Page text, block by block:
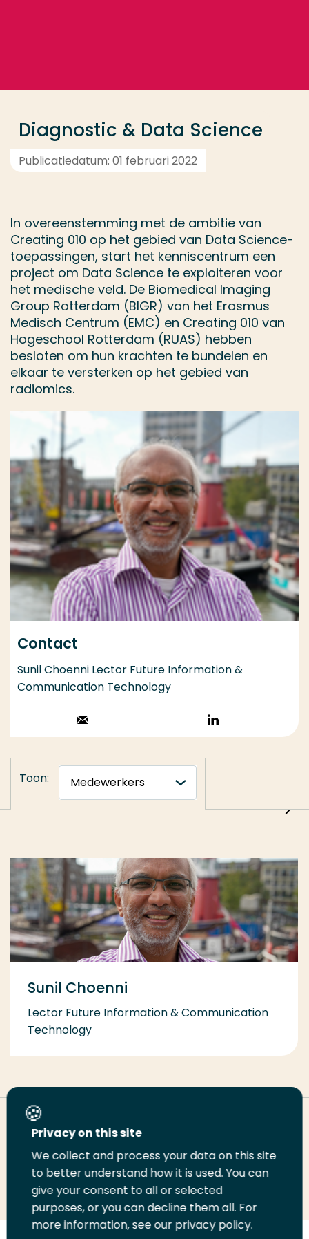
Diagnostic & Data Science
Publicatiedatum: 01 februari 2022
In overeenstemming met de ambitie van
Creating 010 op het gebied van Data Science-
toepassingen, start het kenniscentrum een
project om Data Science te exploiteren voor
het medische veld. De Biomedical Imaging
Group Rotterdam (BIGR) van het Erasmus
Medisch Centrum (EMC) en Creating 010 van
Hogeschool Rotterdam (RUAS) hebben
besloten om hun krachten te bundelen en
elkaar te versterken op het gebied van
radiomics.
Contact
Sunil Choenni Lector Future Information &
Communication Technology
Stuur een email
Volg op
LinkedIn
Toon:
Sunil Choenni
Lector Future Information & Communication
Technology
Deel deze pagina
Deel
LinkedIn
Deel
op
Twitter
Deel
op
Facebook
Email
deze
pagina
Print
deze
pagina
Contact
Privacy on this site
We collect and process your data on this site
to better understand how it is used. You can
give your consent to all or selected
purposes, or you can decline them all. For
more information, see our privacy policy.